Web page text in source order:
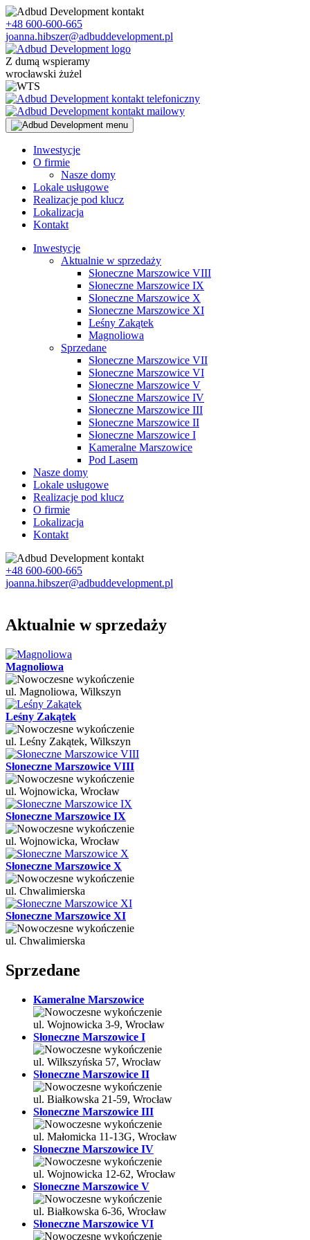
Skip
to
content
+48 600-600-665
joanna.hibszer@adbuddevelopment.pl
Z dumą wspieramy
wrocławski żużel
Inwestycje
O firmie
Nasze domy
Lokale usługowe
Realizacje pod klucz
Lokalizacja
Kontakt
Inwestycje
Aktualnie w sprzedaży
Słoneczne Marszowice VIII
Słoneczne Marszowice IX
Słoneczne Marszowice X
Słoneczne Marszowice XI
Leśny Zakątek
Magnoliowa
Sprzedane
Słoneczne Marszowice VII
Słoneczne Marszowice VI
Słoneczne Marszowice V
Słoneczne Marszowice IV
Słoneczne Marszowice III
Słoneczne Marszowice II
Słoneczne Marszowice I
Kameralne Marszowice
Pod Lasem
Nasze domy
Lokale usługowe
Realizacje pod klucz
O firmie
Lokalizacja
Kontakt
+48 600-600-665
joanna.hibszer@adbuddevelopment.pl
Aktualnie w sprzedaży
Magnoliowa
ul. Magnoliowa, Wilkszyn
Leśny Zakątek
ul. Leśny Zakątek, Wilkszyn
Słoneczne Marszowice VIII
ul. Wojnowicka, Wrocław
Słoneczne Marszowice IX
ul. Wojnowicka, Wrocław
Słoneczne Marszowice X
ul. Chwalimierska
Słoneczne Marszowice XI
ul. Chwalimierska
Sprzedane
Kameralne Marszowice
ul. Wojnowicka 3-9, Wrocław
Słoneczne Marszowice I
ul. Wilkszyńska 57, Wrocław
Słoneczne Marszowice II
ul. Białkowska 21-59, Wrocław
Słoneczne Marszowice III
ul. Małomicka 11-13G, Wrocław
Słoneczne Marszowice IV
ul. Wojnowicka 12-62, Wrocław
Słoneczne Marszowice V
ul. Białkowska 6-36, Wrocław
Słoneczne Marszowice VI